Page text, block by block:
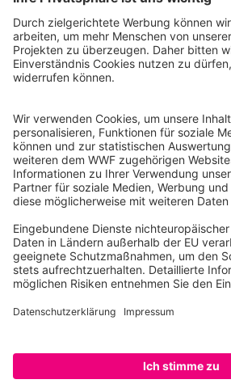
WWF Deutschland
Reinhardtstr. 18
10117 Berlin
Ihre Spende kann steuerlich geltend
Registriert als Stiftung WWF Deutschland,
Justiz Berlin, Az: 3416/976/2
Umsatzsteuer-Identifikationsnummer: DE
Freistellungsbescheid: Als gemeinnützige
von der Körperschaftssteuer gem. §5 I 9
Steuernummer 27/641/09321